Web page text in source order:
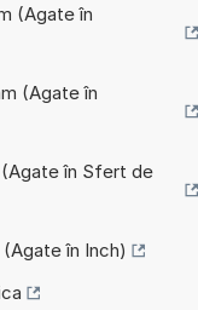
(Agate în
(Agate în
în Sfert de
în Inch)